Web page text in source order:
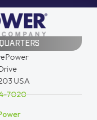
USA
7020